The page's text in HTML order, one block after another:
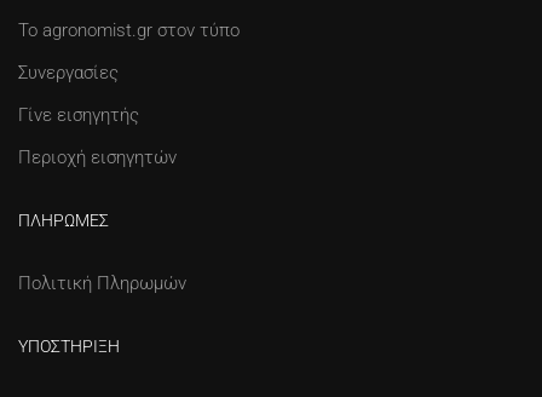
Το agronomist.gr στον τύπο
Συνεργασίες
Γίνε εισηγητής
Περιοχή εισηγητών
ΠΛΗΡΩΜΈΣ
Πολιτική Πληρωμών
ΥΠΟΣΤΉΡΙΞΗ